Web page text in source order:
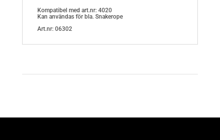
Kompatibel med art.nr: 4020
Kan användas för bla. Snakerope
Art.nr: 06302